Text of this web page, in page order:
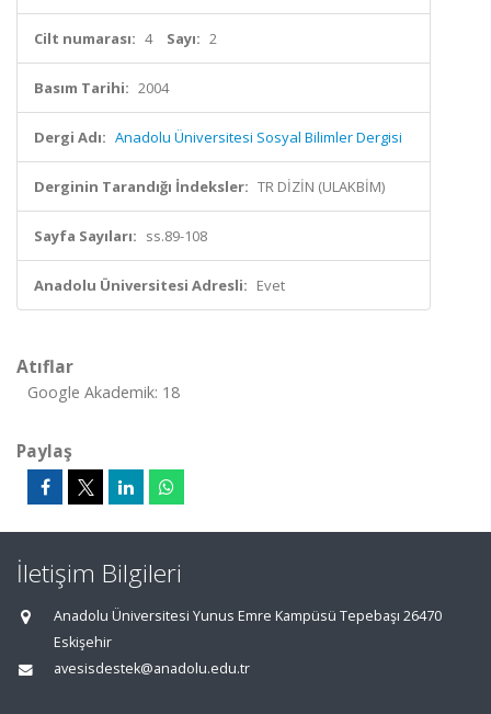
Cilt numarası: 4 Sayı: 2
Basım Tarihi: 2004
Dergi Adı: Anadolu Üniversitesi Sosyal Bilimler Dergisi
Derginin Tarandığı İndeksler: TR DİZİN (ULAKBİM)
Sayfa Sayıları: ss.89-108
Anadolu Üniversitesi Adresli: Evet
Atıflar
Google Akademik: 18
Paylaş
İletişim Bilgileri
Anadolu Üniversitesi Yunus Emre Kampüsü Tepebaşı 26470
Eskişehir
avesisdestek@anadolu.edu.tr